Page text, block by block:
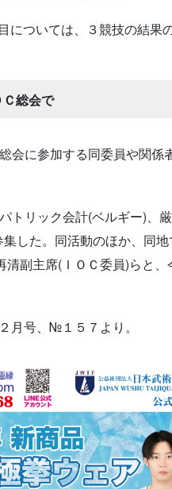
ついては、３競技の結果
総会で
会に参加する同委員や関係
トリック会計(ベルギー)、
した。同活動のほか、同
副主席(ＩＯＣ委員)らと
月号、№１５７より。